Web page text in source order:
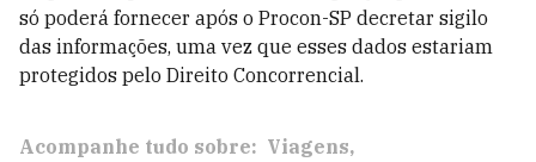
só poderá fornecer após o Procon-SP decretar sigilo
das informações, uma vez que esses dados estariam
protegidos pelo Direito Concorrencial.
Acompanhe tudo sobre: Viagens